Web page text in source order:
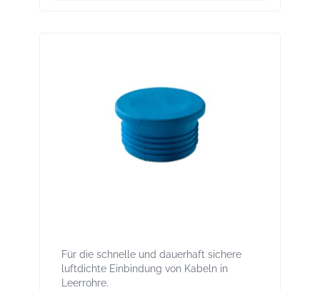
Für die schnelle und dauerhaft sichere
luftdichte Einbindung von Kabeln in
Leerrohre.